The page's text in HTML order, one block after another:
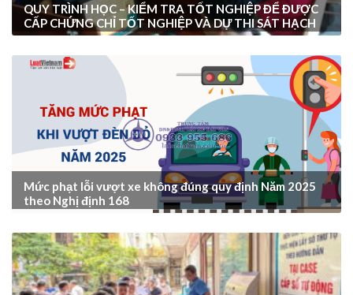
QUY TRÌNH HỌC – KIỂM TRA TỐT NGHIỆP ĐỂ ĐƯỢC
CẤP CHỨNG CHỈ TỐT NGHIỆP VÀ DỰ THI SÁT HẠCH
Mức phạt lỗi vượt xe không đúng quy định Năm 2025
theo Nghị định 168